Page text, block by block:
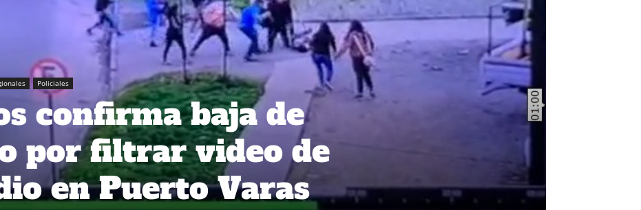
Policiales
confirma baja de
por filtrar video de
en Puerto Varas